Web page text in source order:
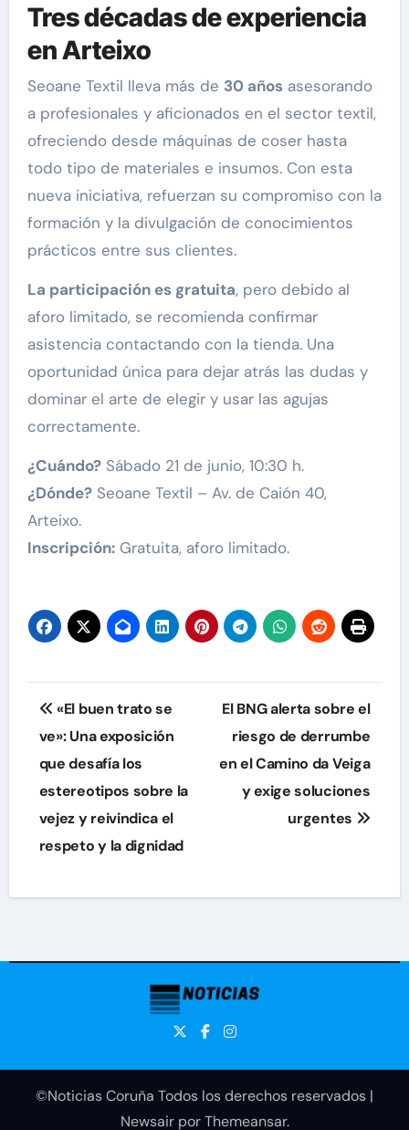
Tres décadas de experiencia
en Arteixo
Seoane Textil lleva más de 30 añosasesorando
a profesionales y aficionados en el sector textil,
ofreciendo desde máquinas de coser hasta
todo tipo de materiales e insumos. Con esta
nueva iniciativa, refuerzan su compromiso con la
formación y la divulgación de conocimientos
prácticos entre sus clientes.
La participación es gratuita, pero debido al
aforo limitado, se recomienda confirmar
asistencia contactando con la tienda. Una
oportunidad única para dejar atrás las dudas y
dominar el arte de elegir y usar las agujas
correctamente.
¿Cuándo?Sábado 21 de junio, 10:30 h.
¿Dónde?Seoane Textil – Av. de Caión 40,
Arteixo.
Inscripción:Gratuita, aforo limitado.
Navegación
de
entradas
«El buen trato se
ve»: Una exposición
que desafía los
estereotipos sobre la
vejez y reivindica el
respeto y la dignidad
El BNG alerta sobre el
riesgo de derrumbe
en el Camino da Veiga
y exige soluciones
urgentes
©Noticias Coruña Todos los derechos reservados |
NewsairporThemeansar.